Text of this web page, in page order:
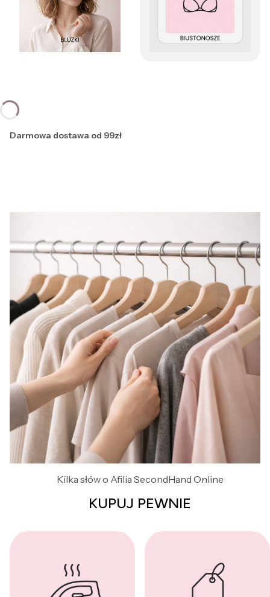
Darmowa dostawa od 99zł
Kilka słów o Afilia SecondHand Online
KUPUJ PEWNIE